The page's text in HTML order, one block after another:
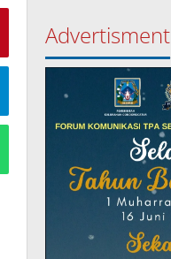
Advertisment